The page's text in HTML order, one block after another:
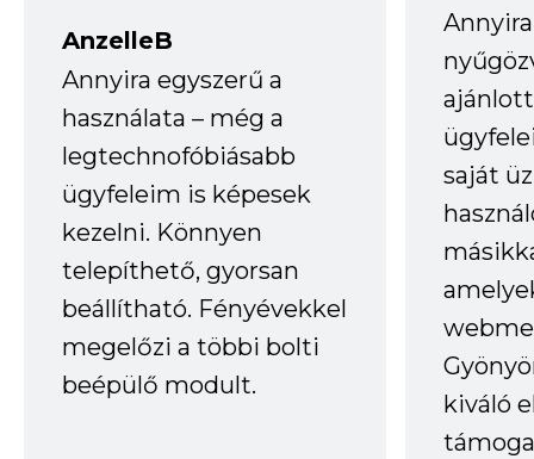
AnzelleB
Annyira egyszerű a
használata – még a
legtechnofóbiásabb
ügyfeleim is képesek
kezelni. Könnyen
telepíthető, gyorsan
beállítható. Fényévekkel
megelőzi a többi bolti
beépülő modult.
saját
kiváló